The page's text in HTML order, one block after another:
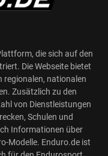
die sich auf den
Die Webseite bietet
regionalen, nationalen
Zusätzlich zu den
von Dienstleistungen
Schulen und
Informationen über
Modelle. Enduro.de ist